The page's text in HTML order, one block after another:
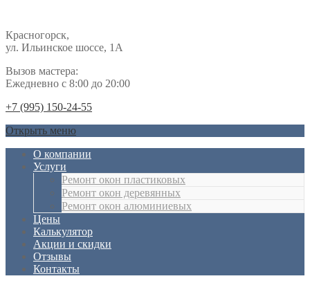
Красногорск,
ул. Ильинское шоссе, 1А
Вызов мастера:
Ежедневно с 8:00 до 20:00
+7 (995) 150-24-55
Открыть меню
О компании
Услуги
Ремонт окон пластиковых
Ремонт окон деревянных
Ремонт окон алюминиевых
Цены
Калькулятор
Акции и скидки
Отзывы
Контакты